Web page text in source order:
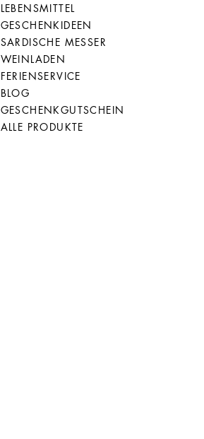
LEBENSMITTEL
GESCHENKIDEEN
SARDISCHE MESSER
WEINLADEN
FERIENSERVICE
BLOG
GESCHENKGUTSCHEIN
ALLE PRODUKTE